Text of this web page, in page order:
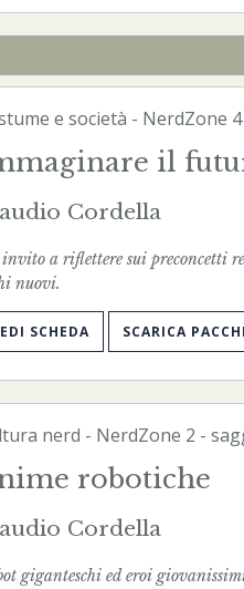
e società - NerdZone
il
Cordella
a riflettere sui preconcetti
nuovi.
SCHEDA SCARICA
nerd - NerdZone 2 -
robotiche
Cordella
giganteschi ed eroi